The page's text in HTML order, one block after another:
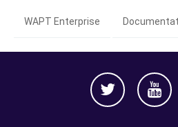
WAPT Enterprise